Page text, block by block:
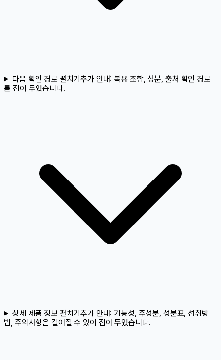
다음 확인 경로 펼치기추가 안내: 복용 조합, 성분, 출처 확인 경로
를 접어 두었습니다.
상세 제품 정보 펼치기추가 안내: 기능성, 주성분, 성분표, 섭취방
법, 주의사항은 길어질 수 있어 접어 두었습니다.